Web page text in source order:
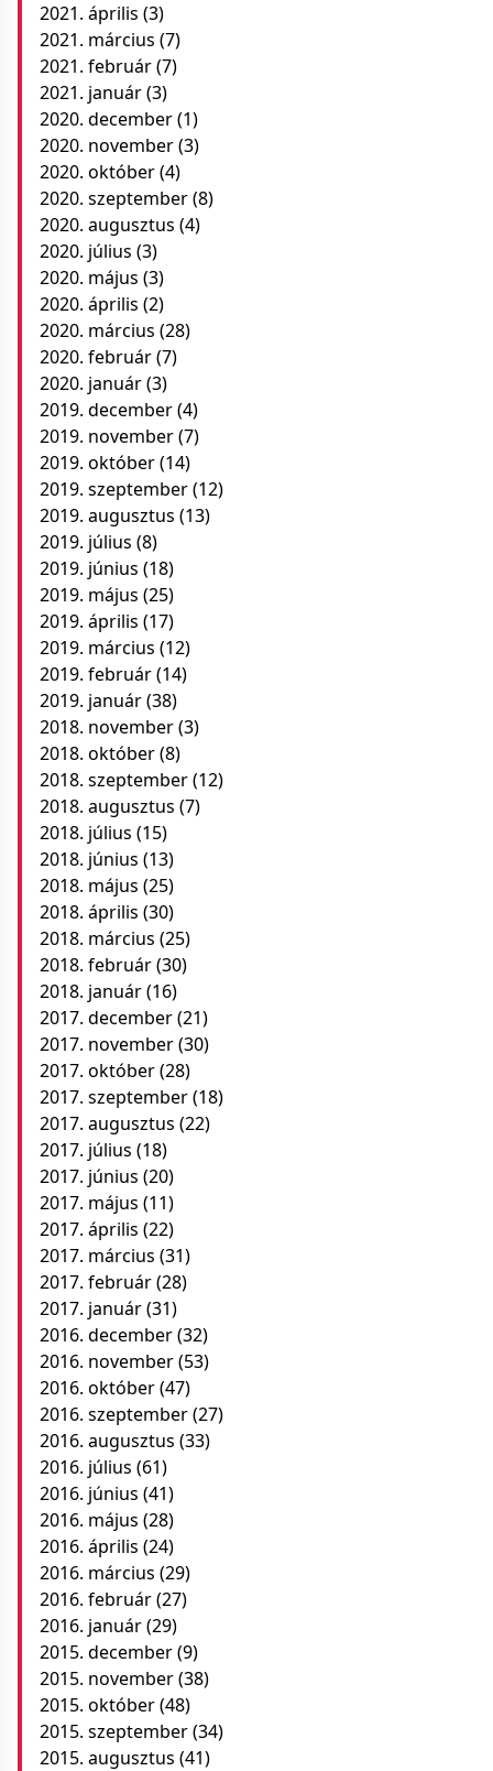
2021. április (3)
2021. március (7)
2021. február(7)
2021. január(3)
2020. december(1)
2020. november(3)
2020. október(4)
2020. szeptember(8)
2020. augusztus (4)
2020. július (3)
2020. május (3)
2020. április (2)
2020. március (28)
2020. február(7)
2020. január(3)
2019. december(4)
2019. november(7)
2019. október(14)
2019. szeptember(12)
2019. augusztus (13)
2019. július (8)
2019. június (18)
2019. május (25)
2019. április (17)
2019. március (12)
2019. február(14)
2019. január(38)
2018. november(3)
2018. október(8)
2018. szeptember(12)
2018. augusztus (7)
2018. július (15)
2018. június (13)
2018. május (25)
2018. április (30)
2018. március (25)
2018. február(30)
2018. január(16)
2017. december(21)
2017. november(30)
2017. október(28)
2017. szeptember(18)
2017. augusztus (22)
2017. július (18)
2017. június (20)
2017. május (11)
2017. április (22)
2017. március (31)
2017. február(28)
2017. január(31)
2016. december(32)
2016. november(53)
2016. október(47)
2016. szeptember(27)
2016. augusztus (33)
2016. július (61)
2016. június (41)
2016. május (28)
2016. április (24)
2016. március (29)
2016. február(27)
2016. január(29)
2015. december(9)
2015. november(38)
2015. október(48)
2015. szeptember(34)
2015. augusztus (41)